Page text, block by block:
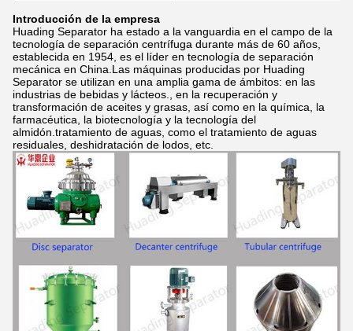
Introducción de la empresa
Huading Separator ha estado a la vanguardia en el campo de la
tecnología de separación centrífuga durante más de 60 años,
establecida en 1954, es el líder en tecnología de separación
mecánica en China.Las máquinas producidas por Huading
Separator se utilizan en una amplia gama de ámbitos: en las
industrias de bebidas y lácteos., en la recuperación y
transformación de aceites y grasas, así como en la química, la
farmacéutica, la biotecnología y la tecnología del
almidón.tratamiento de aguas, como el tratamiento de aguas
residuales, deshidratación de lodos, etc.